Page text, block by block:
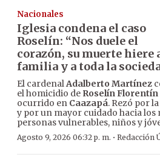
Nacionales
Iglesia condena el caso
Roselín: “Nos duele el
corazón, su muerte hiere
familia y a toda la
El cardenalAdalberto Martínez
el homicidio de Roselín Florentín
ocurrido en Caazapá. Rezó por
y por un mayor cuidado hacia los
personas vulnerables, niños y
Agosto 9, 2026 06:32 p. m. · Redacción